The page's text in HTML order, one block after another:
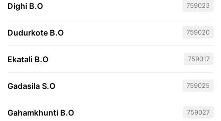
Dighi B.O 759023
Dudurkote B.O 759020
Ekatali B.O 759017
Gadasila S.O 759025
Gahamkhunti B.O 759027